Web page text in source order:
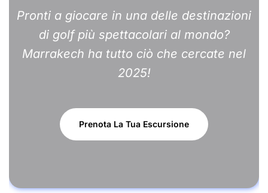
Pronti a giocare in una delle destinazioni
di golf più spettacolari al mondo?
Marrakech ha tutto ciò che cercate nel
2025!
Prenota La Tua Escursione